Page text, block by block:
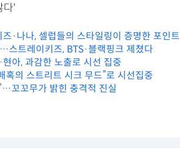
다'
·나나, 셀럽들의 스타일링이 증명한 포인트
스트레이키즈, BTS·블랙핑크 제쳤다
아, 과감한 노출로 시선 집중
혹의 스트리트 시크 무드”로 시선집중
꼬꼬무가 밝힌 충격적 진실